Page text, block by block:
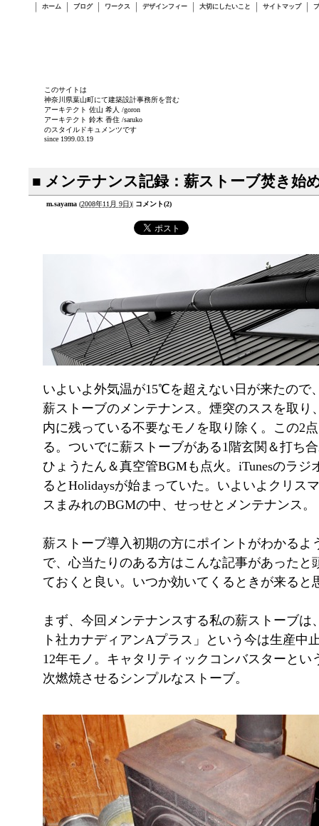
ホーム ブログ ワークス デザインフィー 大切にしたいこと サイトマップ
このサイトは
神奈川県葉山町にて建築設計事務所を営む
アーキテクト 佐山 希人 /goron
アーキテクト 鈴木 香住 /saruko
のスタイルドキュメンツです
since 1999.03.19
■ メンテナンス記録：薪ストーブ焚き始
m.sayama (2008年11月 9日)| コメント(2)
いよいよ外気温が15℃を超えない日が来たので
薪ストーブのメンテナンス。煙突のススを取り
内に残っている不要なモノを取り除く。この2
る。ついでに薪ストーブがある1階玄関＆打ち
ひょうたん＆真空管BGMも点火。iTunesのラジ
るとHolidaysが始まっていた。いよいよクリス
スまみれのBGMの中、せっせとメンテナンス。
薪ストーブ導入初期の方にポイントがわかるよ
で、心当たりのある方はこんな記事があったと
ておくと良い。いつか効いてくるときが来ると
まず、今回メンテナンスする私の薪ストーブは
ト社カナディアンAプラス」という今は生産中
12年モノ。キャタリティックコンバスターとい
次燃焼させるシンプルなストーブ。